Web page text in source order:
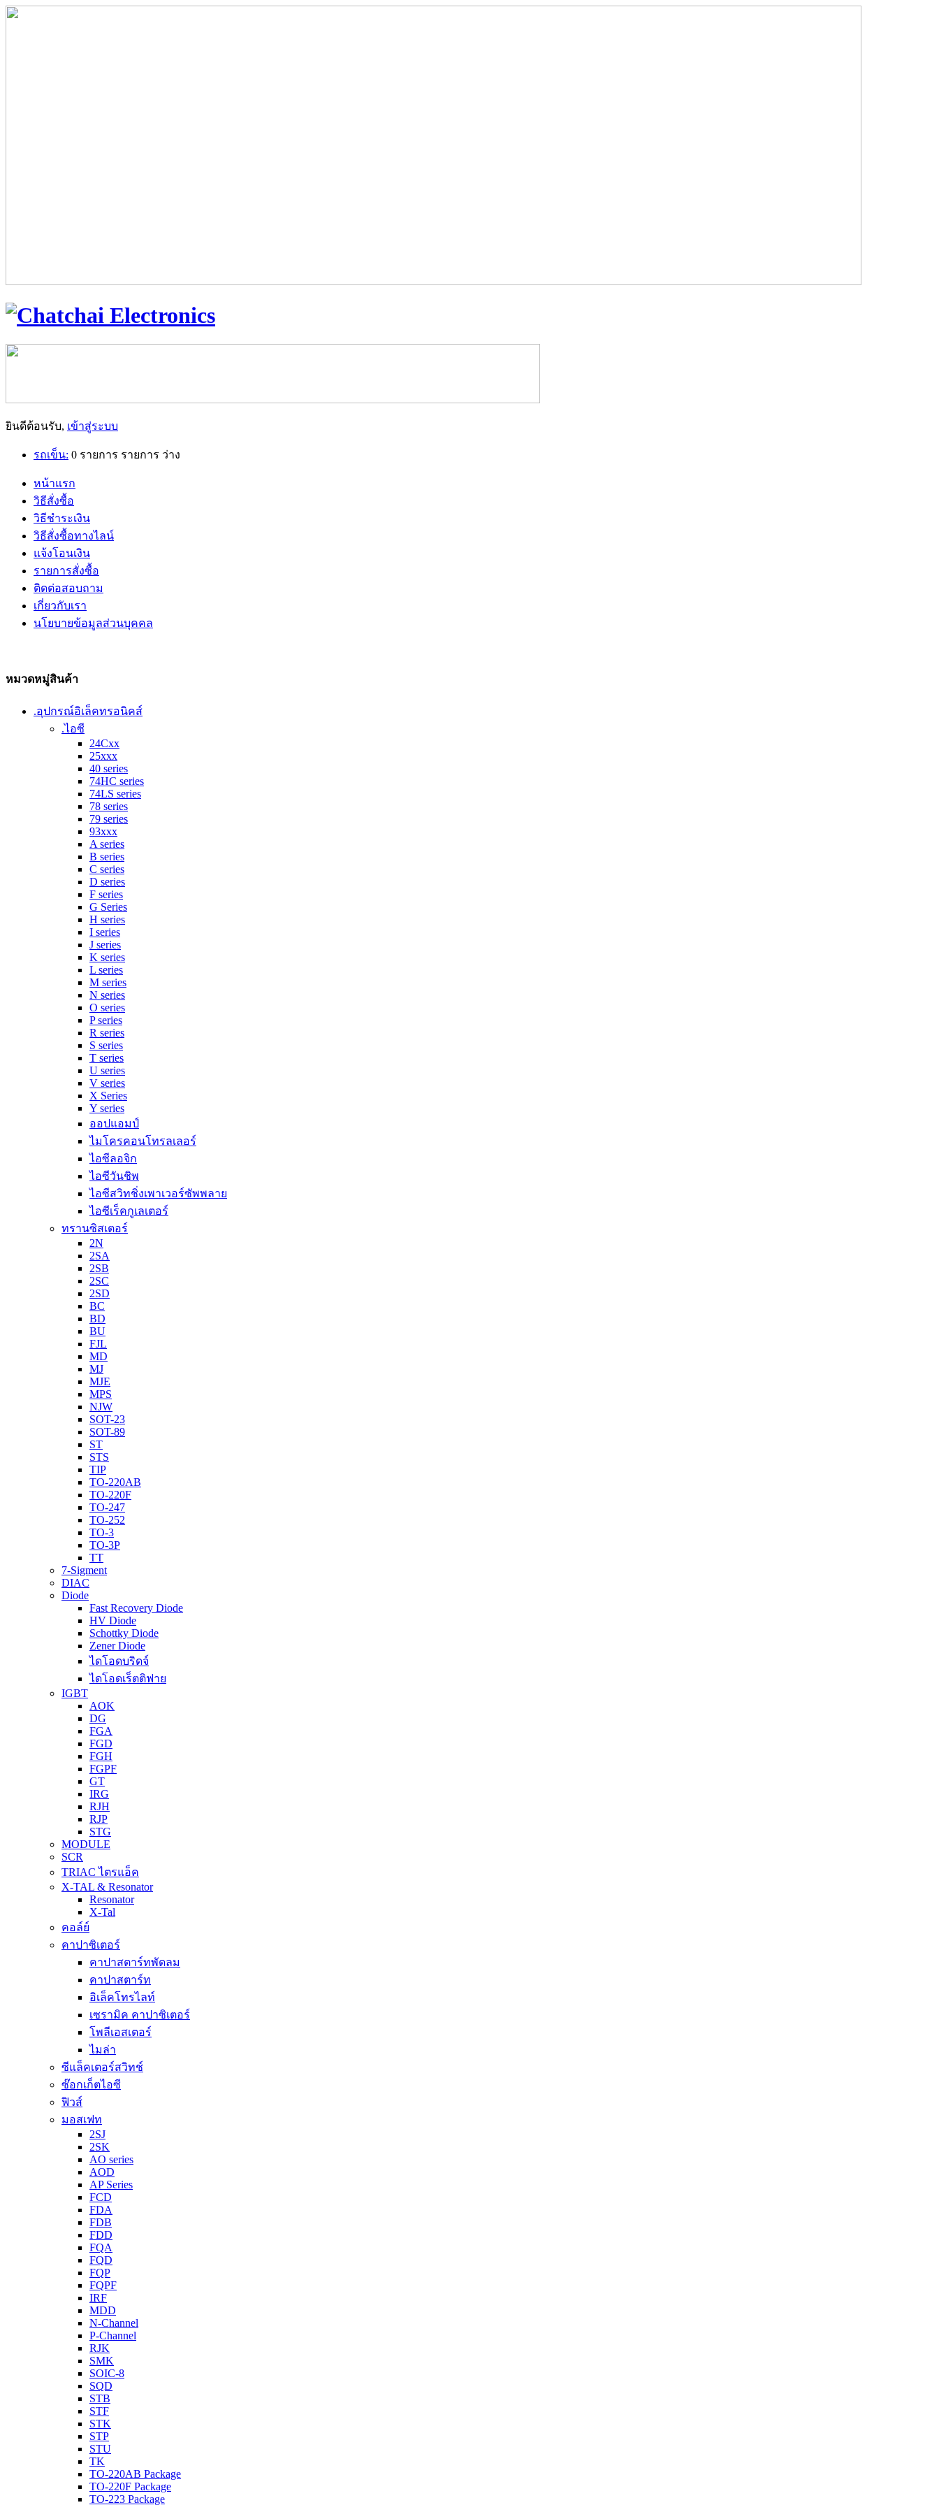
ยินดีต้อนรับ, เข้าสู่ระบบ
รถเข็น: 0 รายการ รายการ ว่าง
หน้าแรก
วิธีสั่งซื้อ
วิธีชำระเงิน
วิธีสั่งซื้อทางไลน์
แจ้งโอนเงิน
รายการสั่งซื้อ
ติดต่อสอบถาม
เกี่ยวกับเรา
นโยบายข้อมูลส่วนบุคคล
หมวดหมู่สินค้า
.อุปกรณ์อิเล็คทรอนิคส์
.ไอซี
24Cxx
25xxx
40 series
74HC series
74LS series
78 series
79 series
93xxx
A series
B series
C series
D series
F series
G Series
H series
I series
J series
K series
L series
M series
N series
O series
P series
R series
S series
T series
U series
V series
X Series
Y series
ออปแอมป์
ไมโครคอนโทรลเลอร์
ไอซีลอจิก
ไอซีวันชิพ
ไอซีสวิทชิ่งเพาเวอร์ซัพพลาย
ไอซีเร็คกูเลเตอร์
ทรานซิสเตอร์
2N
2SA
2SB
2SC
2SD
BC
BD
BU
FJL
MD
MJ
MJE
MPS
NJW
SOT-23
SOT-89
ST
STS
TIP
TO-220AB
TO-220F
TO-247
TO-252
TO-3
TO-3P
TT
7-Sigment
DIAC
Diode
Fast Recovery Diode
HV Diode
Schottky Diode
Zener Diode
ไดโอดบริดจ์
ไดโอดเร็ตติฟาย
IGBT
AOK
DG
FGA
FGD
FGH
FGPF
GT
IRG
RJH
RJP
STG
MODULE
SCR
TRIAC ไตรแอ็ค
X-TAL & Resonator
Resonator
X-Tal
คอล์ย์
คาปาซิเตอร์
คาปาสตาร์ทพัดลม
คาปาสตาร์ท
อิเล็คโทรไลท์
เซรามิค คาปาซิเตอร์
โพลีเอสเตอร์
ไมล่า
ซีแล็คเตอร์สวิทช์
ซ๊อกเก็ตไอซี
ฟิวส์
มอสเฟท
2SJ
2SK
AO series
AOD
AP Series
FCD
FDA
FDB
FDD
FQA
FQD
FQP
FQPF
IRF
MDD
N-Channel
P-Channel
RJK
SMK
SOIC-8
SQD
STB
STF
STK
STP
STU
TK
TO-220AB Package
TO-220F Package
TO-223 Package